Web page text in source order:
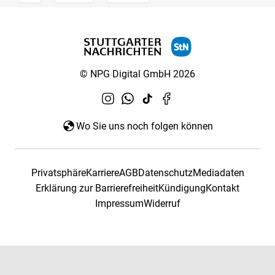
© NPG Digital GmbH 2026
Wo Sie uns noch folgen können
PrivatsphäreKarriereAGBDatenschutzMediadaten
Erklärung zur BarrierefreiheitKündigungKontakt
ImpressumWiderruf